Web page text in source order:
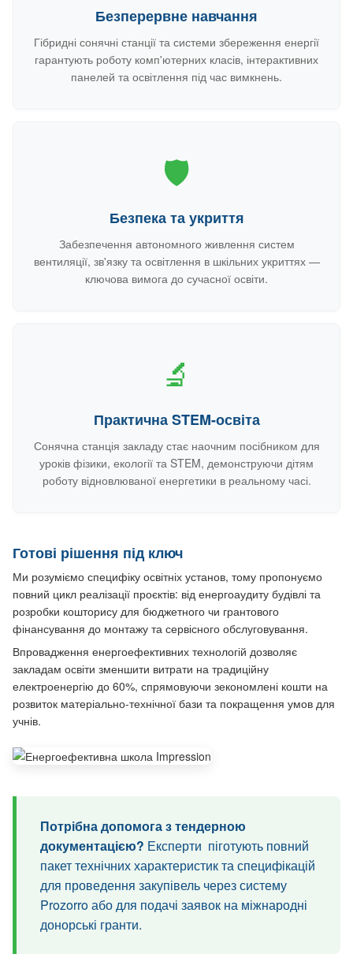
Безперервне навчання
Гібридні сонячні станції та системи збереження енергії
гарантують роботу комп'ютерних класів, інтерактивних
панелей та освітлення під час вимкнень.
🛡️
Безпека та укриття
Забезпечення автономного живлення систем
вентиляції, зв'язку та освітлення в шкільних укриттях —
ключова вимога до сучасної освіти.
🔬
Практична STEM-освіта
Сонячна станція закладу стає наочним посібником для
уроків фізики, екології та STEM, демонструючи дітям
роботу відновлюваної енергетики в реальному часі.
Готові рішення під ключ
Ми розуміємо специфіку освітніх установ, тому пропонуємо
повний цикл реалізації проєктів: від енергоаудиту будівлі та
розробки кошторису для бюджетного чи грантового
фінансування до монтажу та сервісного обслуговування.
Впровадження енергоефективних технологій дозволяє
закладам освіти зменшити витрати на традиційну
електроенергію до 60%, спрямовуючи зекономлені кошти на
розвиток матеріально-технічної бази та покращення умов для
учнів.
Потрібна допомога з тендерною
документацією? Експерти піготують повний
пакет технічних характеристик та специфікацій
для проведення закупівель через систему
Prozorro або для подачі заявок на міжнародні
донорські гранти.